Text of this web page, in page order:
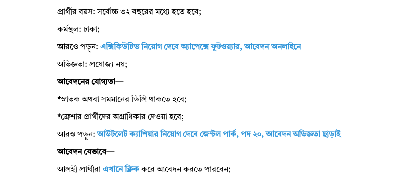
প্রার্থীর বয়স: সর্বোচ্চ ৩২ বছরের মধ্যে হতে হবে;
কর্মস্থল: ঢাকা;
আরওে পড়ুন: এক্সিকিউটিভ নিয়োগ দেবে অ্যাপেক্সে ফুটওয়্যার, আবেদন অনলাইনে
অভিজ্ঞতা: প্রযোজ্য নয়;
আবেদনের যোগ্যতা—
*স্নাতক অথবা সমমানের ডিগ্রি থাকতে হবে;
*ফ্রেশার প্রার্থীদের অগ্রাধিকার দেওয়া হবে;
আরও পড়ুন:আউটলেট ক্যাশিয়ার নিয়োগ দেবে জেন্টল পার্ক, পদ ২০, আবেদন অভিজ্ঞতা ছাড়াই
আবেদন যেভাবে—
আগ্রহী প্রার্থীরা এখানে ক্লিককরে আবেদন করতে পারবেন;